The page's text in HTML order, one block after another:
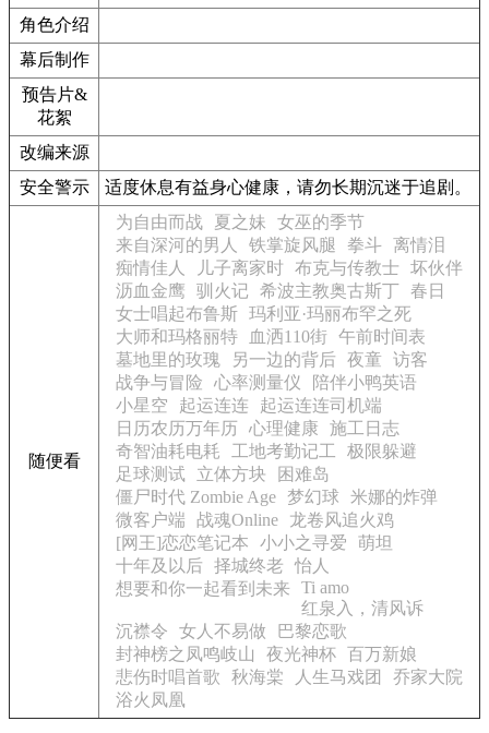
角色介绍
幕后制作
预告片&
花絮
改编来源
安全警示
适度休息有益身心健康，请勿长期沉迷于追剧。
随便看
为自由而战 夏之妹
女巫的季节
来自深河的男人
铁掌旋风腿 拳斗 离情泪
痴情佳人
儿子离家时 布克与传教士
坏伙伴
沥血金鹰
驯火记 希波主教奥古斯丁 春日
女士唱起布鲁斯 玛利亚·玛丽布罕之死
大师和玛格丽特
血洒110街 午前时间表
墓地里的玫瑰
另一边的背后 夜童
访客
战争与冒险
心率测量仪
陪伴小鸭英语
小星空
起运连连
起运连连司机端
日历农历万年历 心理健康
施工日志
奇智油耗电耗
工地考勤记工
极限躲避
足球测试
立体方块
困难岛
僵尸时代 Zombie Age
梦幻球
米娜的炸弹
微客户端
战魂Online
龙卷风追火鸡
[网王]恋恋笔记本
小小之寻爱
萌坦
十年及以后
择城终老
怡人
想要和你一起看到未来 Ti amo
红泉入，清风诉
沉襟令
女人不易做
巴黎恋歌
封神榜之凤鸣岐山
夜光神杯 百万新娘
悲伤时唱首歌
秋海棠 人生马戏团
乔家大院
浴火凤凰